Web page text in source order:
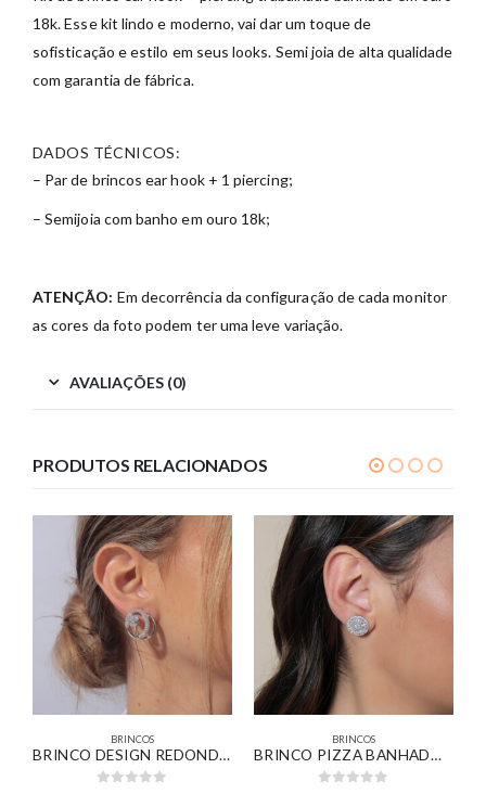
18k. Esse kit lindo e moderno, vai dar um toque de
sofisticação e estilo em seus looks. Semi joia de alta qualidade
com garantia de fábrica.
DADOS TÉCNICOS:
– Par de brincos ear hook + 1 piercing;
– Semijoia com banho em ouro 18k;
ATENÇÃO: Em decorrência da configuração de cada monitor
as cores da foto podem ter uma leve variação.
AVALIAÇÕES (0)
PRODUTOS RELACIONADOS
BRINCOS
BRINCO DESIGN REDONDO ORGÂNICO COM ZIRCÔNIA CRISTAL LISO E CRAVEJADO BANHADO EM OURO BRANCO
BRINCOS
BRINCO PIZZA BANHADO EM OURO BRANCO